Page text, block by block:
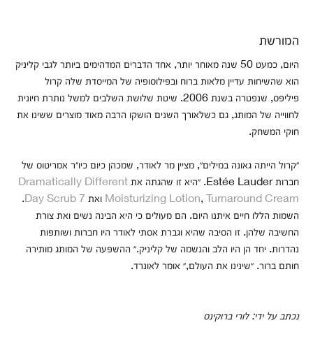
המורשת
היום, כמעט 50 שנה מאוחר יותר, אחד הדברים המדהימים ביותר לגבי קליניק
הוא שהשיחות עדיין מלאות ברוח ובפילוסופיה של המייסדת שלה קרול
פיליפס, שנפטרה בשנת 2006. שיטת שלושת השלבים למשל נותרת חיונית
לחווייה של המותג, גם כשלאורך השנים הושקו הרבה מאוד מוצרים ששינו את
חוקי המשחק.
״קרול הייתה גאונה במילים״, מציין מר לאודר, שמכהן כיום כיו״ר אמריטוס של
חברות Estée Lauder. ״היא זו שהגתה את
Dramatically Different
Moisturizing Lotion Turnaround Cream ואת 7 Day Scrub
השמות הללו חיים איתנו היום. הם מעולים כי היא הבינה נשים ואת צורת
החשיבה שלהן. זו הסיבה שהיא וגברת אסתי לאודר היו חברות ושותפות
נהדרות. יחד הן היו הלב והנשמה של קליניק.״ ההשפעה של המותג מותירה
חותם ברור. ״שינינו את העולם,״ אומר לאונרד.
נכתב על ידי: לורי ברוקינס